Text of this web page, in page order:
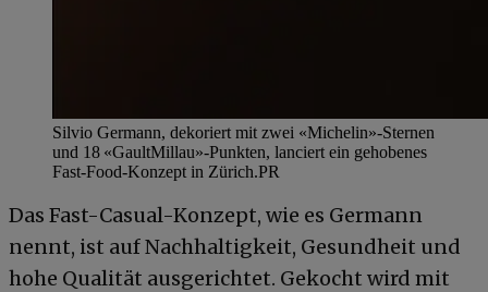
Silvio Germann, dekoriert mit zwei «Michelin»-Sternen
und 18 «GaultMillau»-Punkten, lanciert ein gehobenes
Fast-Food-Konzept in Zürich.PR
Das Fast-Casual-Konzept, wie es Germann
nennt, ist auf Nachhaltigkeit, Gesundheit und
hohe Qualität ausgerichtet. Gekocht wird mit